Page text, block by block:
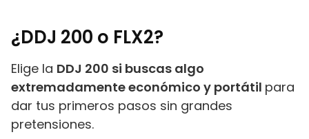
¿DDJ 200 o FLX2?
Elige la DDJ 200 si buscas algo
extremadamente económico y portátil para
dar tus primeros pasos sin grandes
pretensiones.